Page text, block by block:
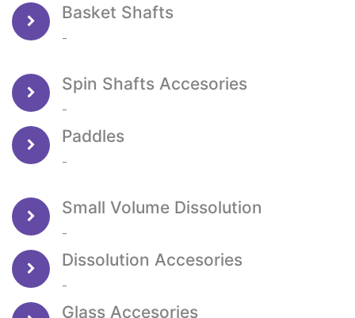
Basket Shafts
-
Spin Shafts Accesories
-
Paddles
-
Small Volume Dissolution
-
Dissolution Accesories
-
Glass Accesories